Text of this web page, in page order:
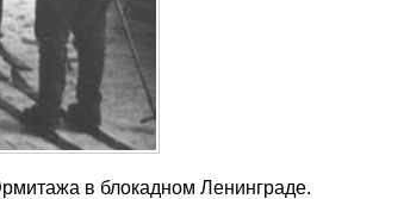
в блокадном Ленинграде.